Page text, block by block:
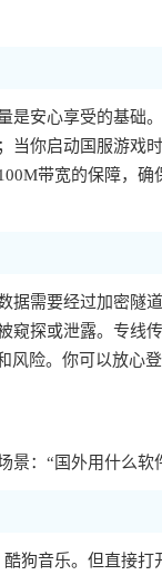
安心享受的基础
你启动国服游戏
带宽的保障，
需要经过加密隧
探或泄露。专线
险。你可以放心
：“国外用什么软
狗音乐。但直接